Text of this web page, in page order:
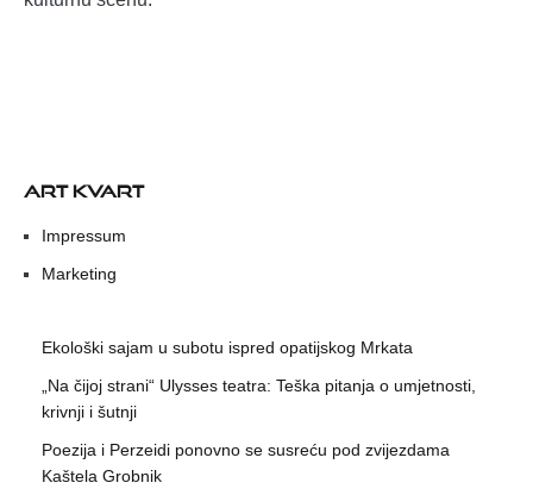
ART KVART
Impressum
Marketing
Ekološki sajam u subotu ispred opatijskog Mrkata
„Na čijoj strani“ Ulysses teatra: Teška pitanja o umjetnosti,
krivnji i šutnji
Poezija i Perzeidi ponovno se susreću pod zvijezdama
Kaštela Grobnik